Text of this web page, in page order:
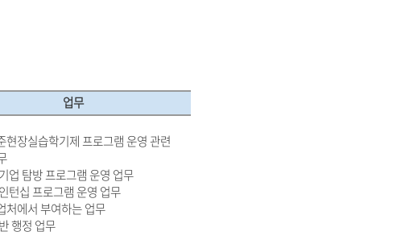
업무
현장실습학기제 프로그램 운영 관련
업 탐방 프로그램 운영 업무
턴십 프로그램 운영 업무
처에서 부여하는 업무
행정 업무